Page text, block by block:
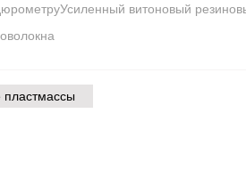
Усиленный витоновый
пластмассы